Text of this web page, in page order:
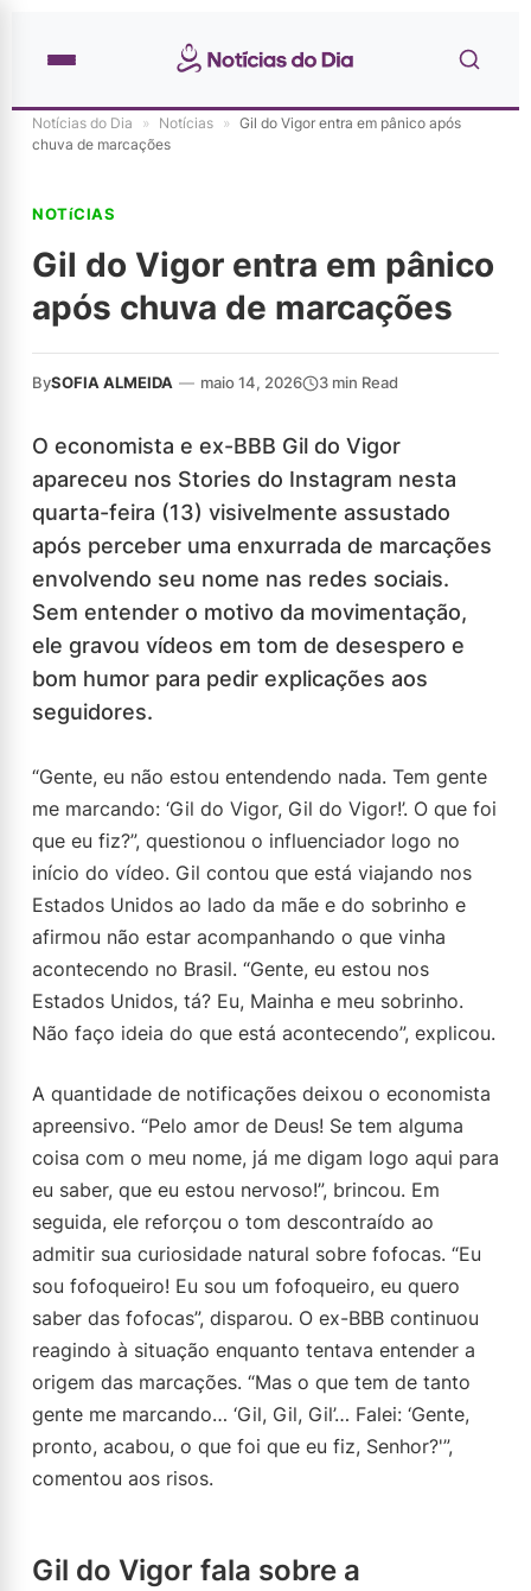
Notícias do Dia » Notícias » Gil do Vigor entra em pânico após
chuva de marcações
NOTíCIAS
Gil do Vigor entra em pânico
após chuva de marcações
BySOFIA ALMEIDA — maio 14, 2026 3 min Read
O economista e ex-BBB Gil do Vigor
apareceu nos Stories do Instagram nesta
quarta-feira (13) visivelmente assustado
após perceber uma enxurrada de marcações
envolvendo seu nome nas redes sociais.
Sem entender o motivo da movimentação,
ele gravou vídeos em tom de desespero e
bom humor para pedir explicações aos
seguidores.
“Gente, eu não estou entendendo nada. Tem gente
me marcando: ‘Gil do Vigor, Gil do Vigor!’. O que foi
que eu fiz?”, questionou o influenciador logo no
início do vídeo. Gil contou que está viajando nos
Estados Unidos ao lado da mãe e do sobrinho e
afirmou não estar acompanhando o que vinha
acontecendo no Brasil. “Gente, eu estou nos
Estados Unidos, tá? Eu, Mainha e meu sobrinho.
Não faço ideia do que está acontecendo”, explicou.
A quantidade de notificações deixou o economista
apreensivo. “Pelo amor de Deus! Se tem alguma
coisa com o meu nome, já me digam logo aqui para
eu saber, que eu estou nervoso!”, brincou. Em
seguida, ele reforçou o tom descontraído ao
admitir sua curiosidade natural sobre fofocas. “Eu
sou fofoqueiro! Eu sou um fofoqueiro, eu quero
saber das fofocas”, disparou. O ex-BBB continuou
reagindo à situação enquanto tentava entender a
origem das marcações. “Mas o que tem de tanto
gente me marcando… ‘Gil, Gil, Gil’… Falei: ‘Gente,
pronto, acabou, o que foi que eu fiz, Senhor?'”,
comentou aos risos.
Gil do Vigor fala sobre a